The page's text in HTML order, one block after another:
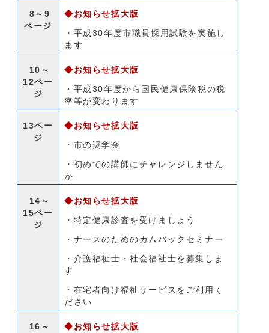
8～9
ページ
◆お知らせ拡大版
・平成30年度市職員採用試験を実施し
ます
10～
12ペー
ジ
◆お知らせ拡大版
・平成30年度から国民健康保険税の税
率等が変わります
13ペー
ジ
◆お知らせ拡大版
・市の奨学金
・初めての講師にチャレンジしません
か
14～
15ペー
ジ
◆お知らせ拡大版
・特定健康診査を受けましょう
・ナースのためのカムバックセミナー
・介護福祉士・社会福祉士を募集しま
す
・在宅者向け福祉サービスをご利用く
ださい
16～
◆お知らせ拡大版